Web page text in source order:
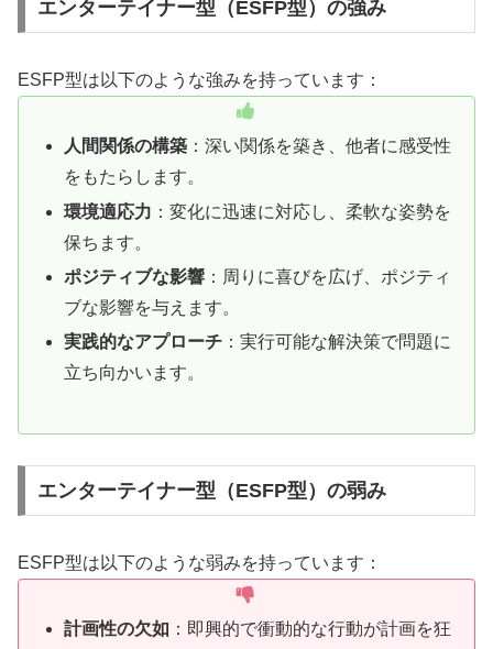
エンターテイナー型（ESFP型）の強み
ESFP型は以下のような強みを持っています：
人間関係の構築 ：深い関係を築き、他者に感受性
をもたらします。
環境適応力 ：変化に迅速に対応し、柔軟な姿勢を
保ちます。
ポジティブな影響 ：周りに喜びを広げ、ポジティ
ブな影響を与えます。
実践的なアプローチ ：実行可能な解決策で問題に
立ち向かいます。
エンターテイナー型（ESFP型）の弱み
ESFP型は以下のような弱みを持っています：
計画性の欠如 ：即興的で衝動的な行動が計画を狂